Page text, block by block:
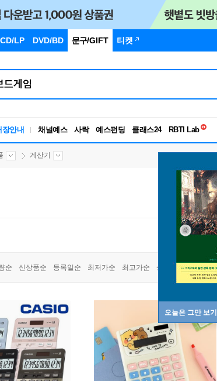
CD/LP DVD/BD 문구/GIFT 티켓
장안내 채널예스 사락 예스펀딩 클래스24
RBTI Lab
독서유형검사
오늘은 그만 보기
계산기
순 신상품순 등록일순 최저가순 최고가순 상품명순